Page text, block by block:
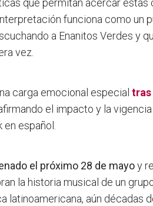
que permitan acercar estas
funciona como un
a Enanitos Verdes y
vez.
carga emocional especialtras
el impacto y la vigencia
español.
el próximo 28 de mayoy
la historia musical de un
latinoamericana, aún décadas